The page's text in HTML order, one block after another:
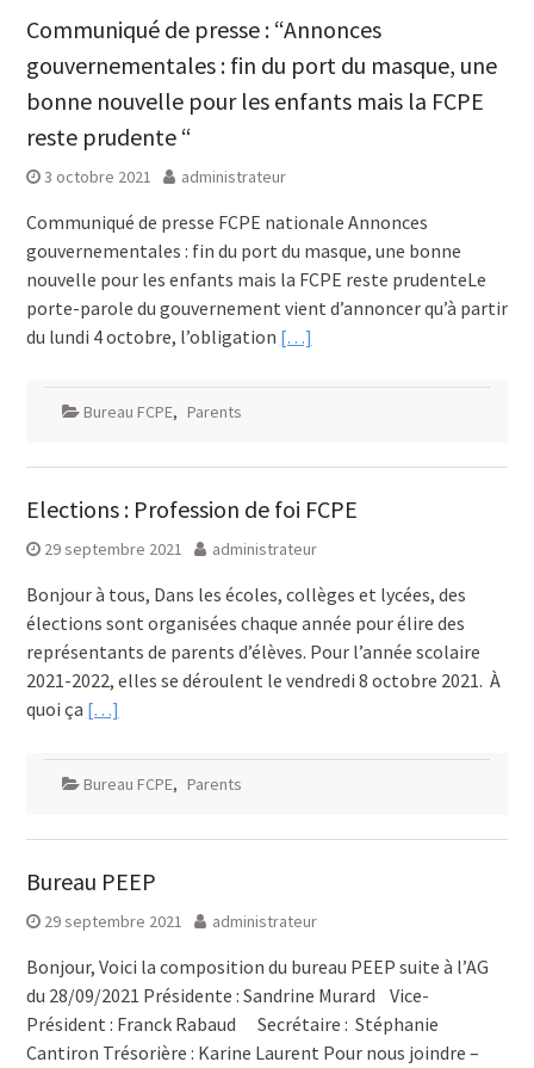
Communiqué de presse : “Annonces
gouvernementales : fin du port du masque, une
bonne nouvelle pour les enfants mais la FCPE
reste prudente “
3 octobre 2021 administrateur
Communiqué de presse FCPE nationale Annonces
gouvernementales : fin du port du masque, une bonne
nouvelle pour les enfants mais la FCPE reste prudenteLe
porte-parole du gouvernement vient d’annoncer qu’à partir
du lundi 4 octobre, l’obligation […]
Bureau FCPE, Parents
Elections : Profession de foi FCPE
29 septembre 2021 administrateur
Bonjour à tous, Dans les écoles, collèges et lycées, des
élections sont organisées chaque année pour élire des
représentants de parents d’élèves. Pour l’année scolaire
2021-2022, elles se déroulent le vendredi 8 octobre 2021. À
quoi ça […]
Bureau FCPE, Parents
Bureau PEEP
29 septembre 2021 administrateur
Bonjour, Voici la composition du bureau PEEP suite à l’AG
du 28/09/2021 Présidente : Sandrine Murard Vice-
Président : Franck Rabaud Secrétaire : Stéphanie
Cantiron Trésorière : Karine Laurent Pour nous joindre –